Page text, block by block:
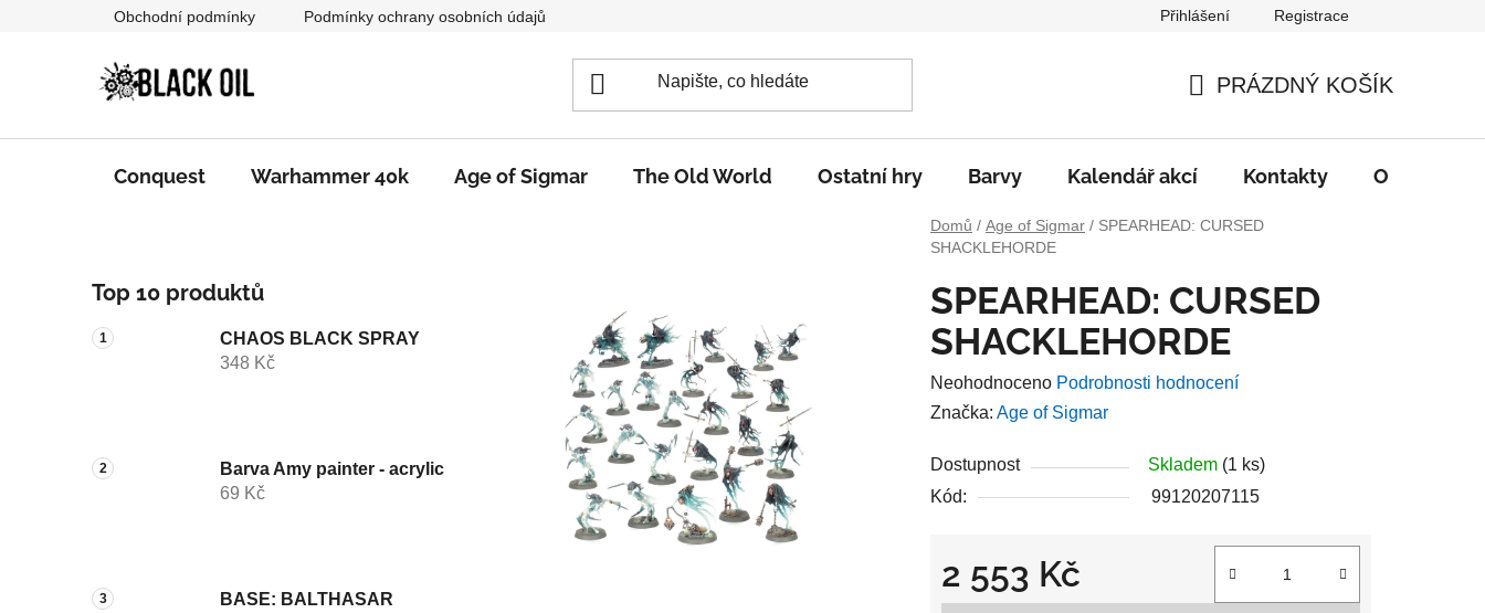
Obchodní podmínky Podmínky ochrany osobních údajů Přihlášení Registrace
KOŠÍK
PRÁZDNÝ KOŠÍK
Conquest Warhammer 40k Age of Sigmar The Old World Ostatní hry Barvy Kalendář akcí Kontakty O nás
Domů / Age of Sigmar / SPEARHEAD: CURSED
SHACKLEHORDE
o
s
t
n
n
Top 10 produktů
CHAOS BLACK SPRAY
348 Kč
Barva Amy painter - acrylic
69 Kč
BASE: BALTHASAR
SPEARHEAD: CURSED
SHACKLEHORDE
Průměrné
hodnocení
je
0,0
hvězdiček.
Neohodnoceno Podrobnosti hodnocení
Značka: Age of Sigmar
Dostupnost Skladem (1 ks)
Kód:
99120207115
2 553 Kč
Měrná cena: